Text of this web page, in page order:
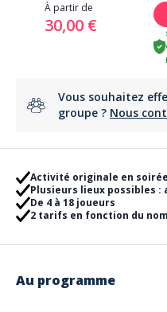
À partir de
30,00 €
Vous souhaitez
groupe ? Nous
Activité originale en soirée
Plusieurs lieux possibles
De 4 à 18 joueurs
2 tarifs en fonction du
Au programme